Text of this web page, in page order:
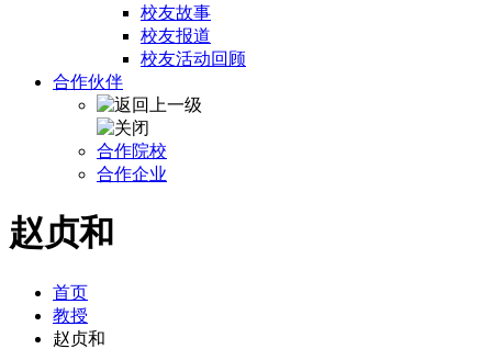
校友故事
校友报道
校友活动回顾
合作伙伴
合作院校
合作企业
赵贞和
首页
教授
赵贞和